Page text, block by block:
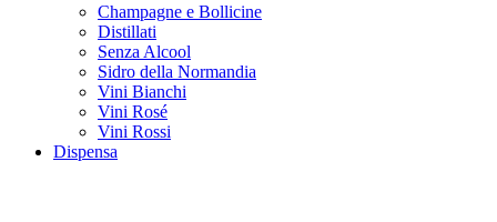
Champagne e Bollicine
Distillati
Senza Alcool
Sidro della Normandia
Vini Bianchi
Vini Rosé
Vini Rossi
Dispensa